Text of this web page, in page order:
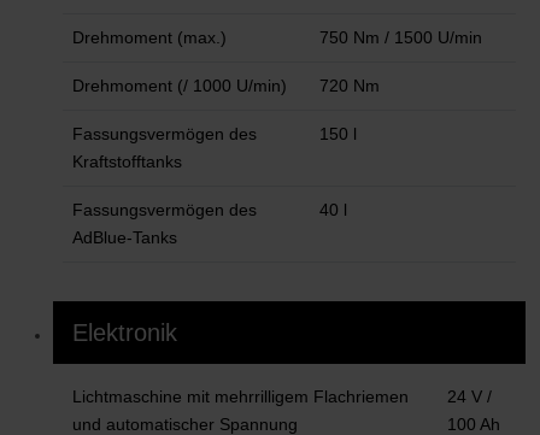
Drehmoment (max.) 750 Nm / 1500 U/min
Drehmoment (/ 1000 U/min) 720 Nm
Fassungsvermögen des
Kraftstofftanks
150 l
Fassungsvermögen des
AdBlue-Tanks
40 l
Elektronik
Lichtmaschine mit mehrrilligem Flachriemen
und automatischer Spannung
24 V /
100 Ah